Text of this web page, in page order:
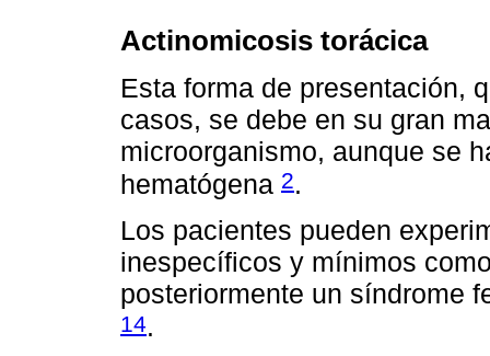
Actinomicosis torácica
Esta forma de presentación,
casos, se debe en su gran
microorganismo, aunque se
hematógena 2.
Los pacientes pueden
inespecíficos y mínimos
posteriormente un síndrome
14.